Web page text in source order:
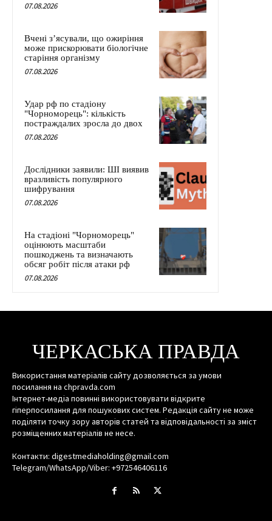
07.08.2026
Вчені з’ясували, що ожиріння
може прискорювати біологічне
старіння організму
07.08.2026
Удар рф по стадіону
"Чорноморець": кількість
постраждалих зросла до двох
07.08.2026
Дослідники заявили: ШІ виявив
вразливість популярного
шифрування
07.08.2026
На стадіоні "Чорноморець"
оцінюють масштаби
пошкоджень та визначають
обсяг робіт після атаки рф
07.08.2026
ЧЕРКАСЬКА ПРАВДА
Використання матеріалів сайту дозволяється за умови
посилання на chpravda.com
Інтернет-медіа повинні використовувати відкрите
гіперпосилання для пошукових систем. Редакція сайту не може
поділяти точку зору авторів статей та відповідальності за зміст
розміщенних матеріалів не несе.
Контакти: digestmediaholding@gmail.com
Telegram/WhatsApp/Viber: +972546406116